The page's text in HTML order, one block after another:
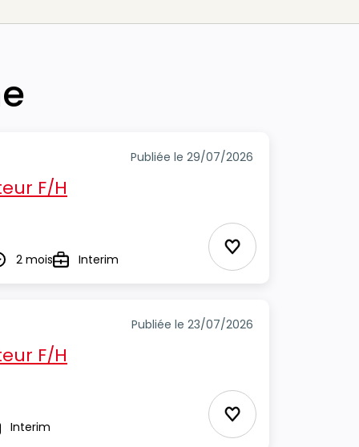
Publiée le 29/07/2026
F/H
2 moisTypeInterim Ajouter aux
Publiée le 23/07/2026
F/H
Interim Ajouter aux